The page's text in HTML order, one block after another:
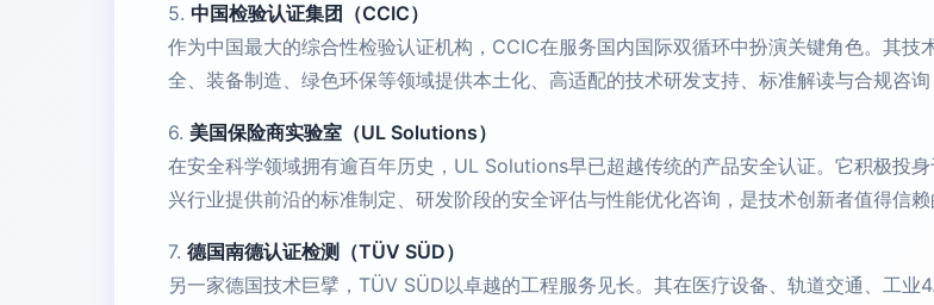
5. 中国检验认证集团（CCIC）
作为中国最大的综合性检验认证机构，CCIC在服务国内国际双循环中扮演关键角色。其
全、装备制造、绿色环保等领域提供本土化、高适配的技术研发支持、标准解读与合规咨询
6. 美国保险商实验室（UL Solutions）
在安全科学领域拥有逾百年历史，UL Solutions早已超越传统的产品安全认证。它积极投
兴行业提供前沿的标准制定、研发阶段的安全评估与性能优化咨询，是技术创新者值得信赖
7. 德国南德认证检测（TÜV SÜD）
另一家德国技术巨擘，TÜV SÜD以卓越的工程服务见长。其在医疗设备、轨道交通、工